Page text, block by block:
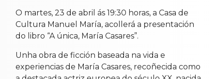
O martes, 23 de abril ás 19:30 horas, a Casa de
Cultura Manuel María, acollerá a presentación
do libro “A única, María Casares”.
Unha obra de ficción baseada na vida e
experiencias de María Casares, recoñecida como